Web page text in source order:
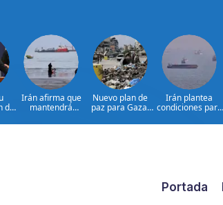
de
Irán afirma que
mantendrá
Ormuz hasta que
Nuevo plan de
paz para Gaza:
UU. a Israel?
Irán plantea
condiciones para
estrecho de
Portada